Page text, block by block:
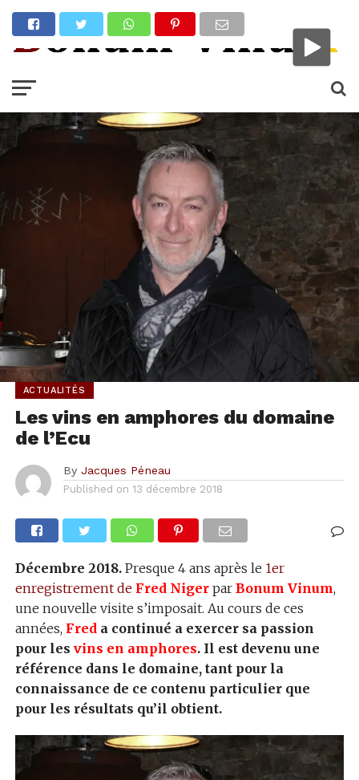
ACTUALITÉS
Les vins en amphores du domaine
de l’Ecu
By Jacques Péneau
Published on 13 décembre 2018
Décembre 2018.Presque 4 ans après le 1er
enregistrement de Fred Nigerpar Bonum Vinum,
une nouvelle visite s’imposait. Au cours de ces
années, Fred a continué a exercer sa passion
pour les vins en amphores. Il est devenu une
référence dans le domaine, tant pour la
connaissance de ce contenu particulier que
pour les résultats qu’il obtient.